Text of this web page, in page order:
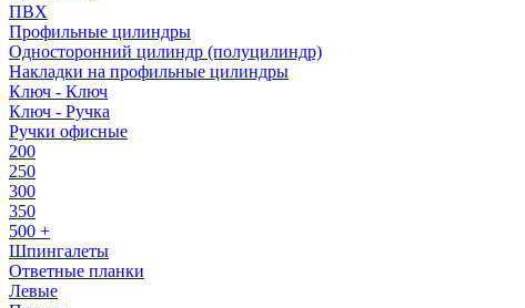
ПВХ
Профильные цилиндры
Односторонний цилиндр (полуцилиндр)
Накладки на профильные цилиндры
Ключ - Ключ
Ключ - Ручка
Ручки офисные
200
250
300
350
500 +
Шпингалеты
Ответные планки
Левые